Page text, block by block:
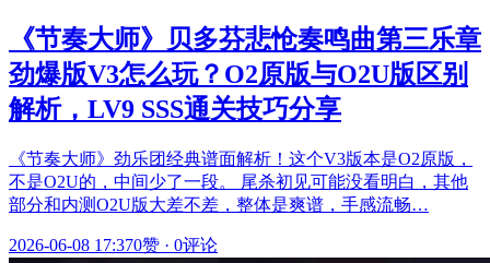
《节奏大师》贝多芬悲怆奏鸣曲第三乐章
劲爆版V3怎么玩？O2原版与O2U版区别
解析，LV9 SSS通关技巧分享
《节奏大师》劲乐团经典谱面解析！这个V3版本是O2原版，
不是O2U的，中间少了一段。 尾杀初见可能没看明白，其他
部分和内测O2U版大差不差，整体是爽谱，手感流畅…
2026-06-08 17:370赞 · 0评论